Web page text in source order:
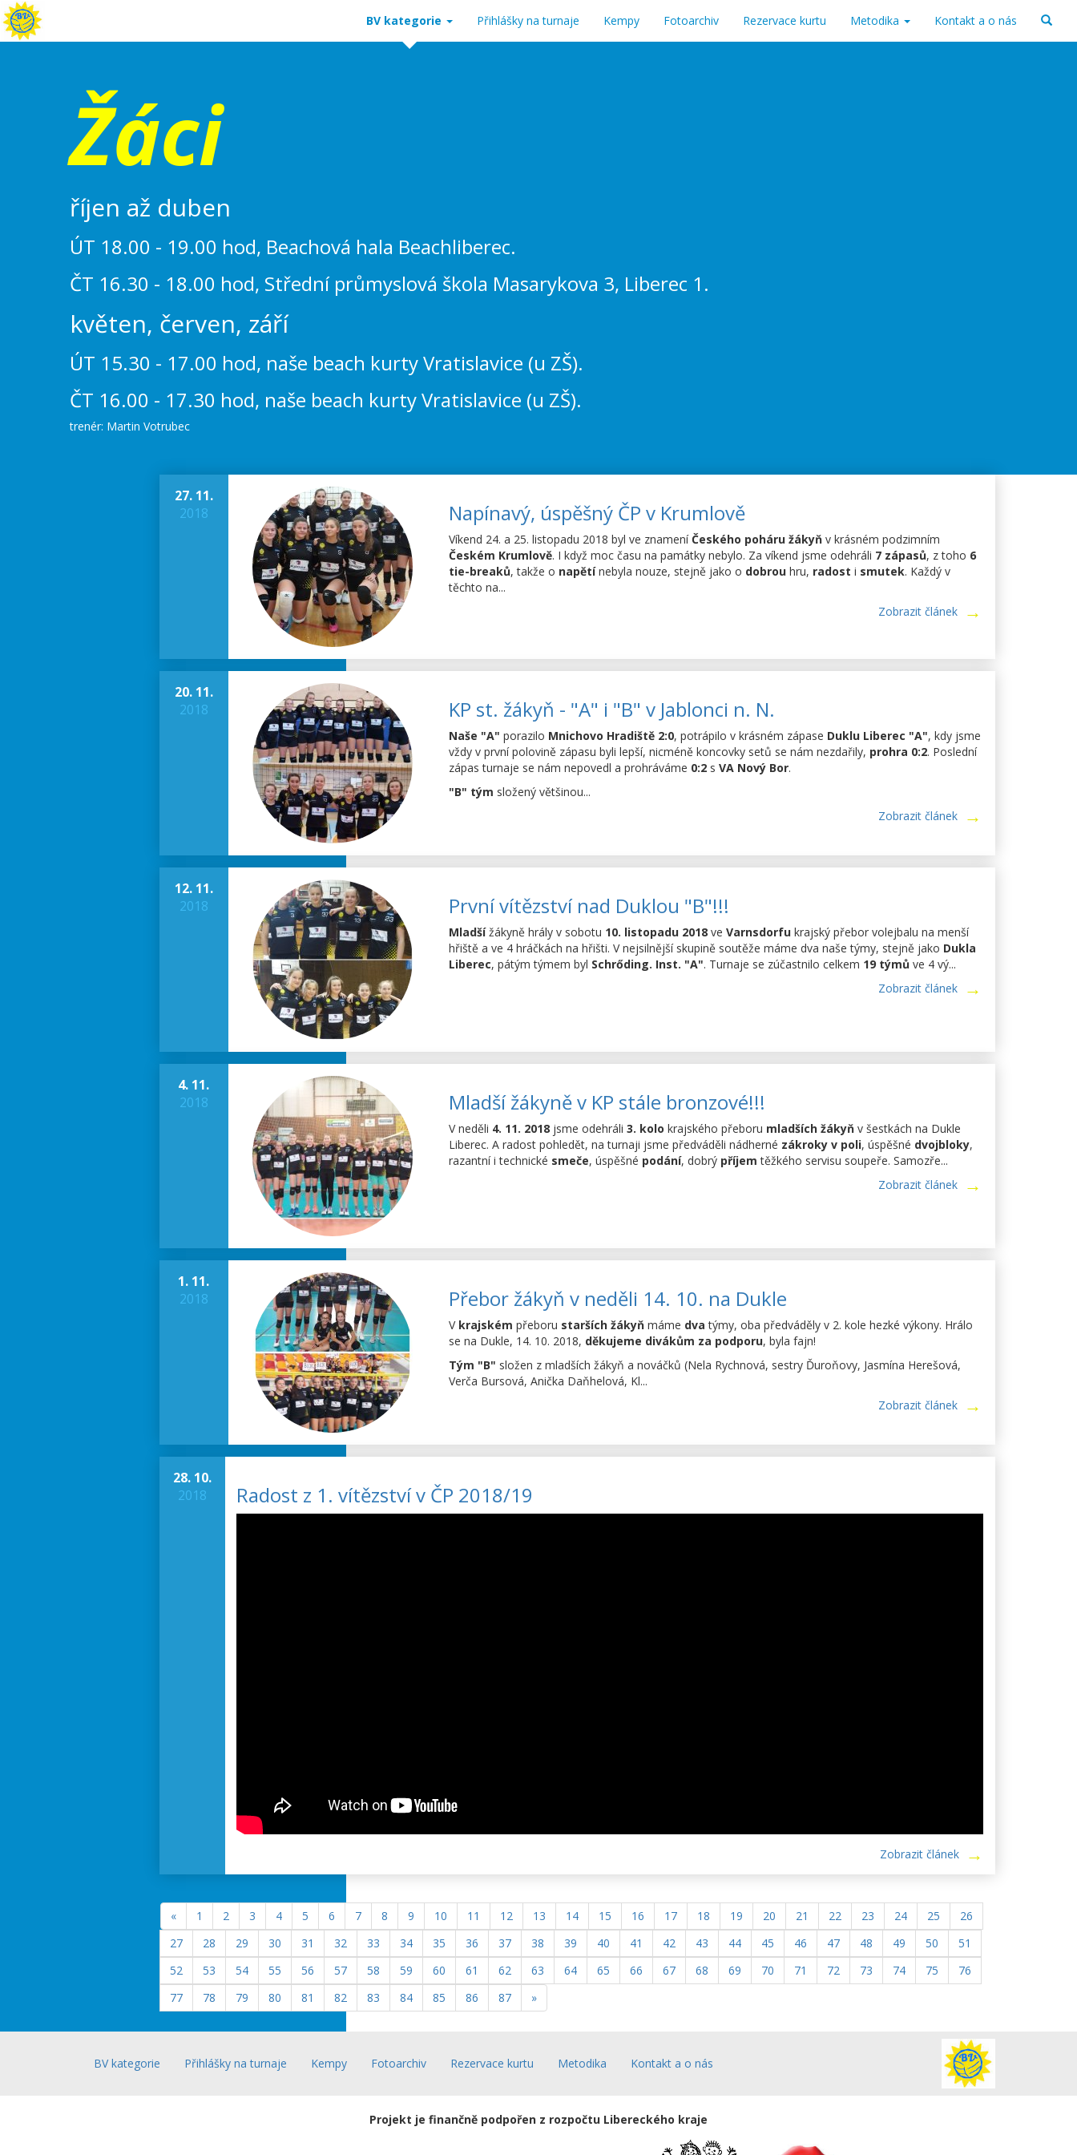
BV kategorie Přihlášky na turnaje Kempy Fotoarchiv Rezervace kurtu Metodika Kontakt a o nás
Žáci
říjen až duben
ÚT 18.00 - 19.00 hod, Beachová hala Beachliberec.
ČT 16.30 - 18.00 hod, Střední průmyslová škola Masarykova 3, Liberec 1.
květen, červen, září
ÚT 15.30 - 17.00 hod, naše beach kurty Vratislavice (u ZŠ).
ČT 16.00 - 17.30 hod, naše beach kurty Vratislavice (u ZŠ).
trenér: Martin Votrubec
27. 11.
2018
Napínavý, úspěšný ČP v Krumlově
Víkend 24. a 25. listopadu 2018 byl ve znameníČeského poháru žákyň v krásném podzimním
Českém Krumlově. I když moc času na památky nebylo. Za víkend jsme odehráli 7 zápasů, z toho 6
tie-breaků, takže o napětínebyla nouze, stejně jako o dobrou hru, radost i smutek. Každý v
těchto na...
Zobrazit článek
20. 11.
2018
KP st. žákyň - "A" i "B" v Jablonci n. N.
Naše "A" porazilo Mnichovo Hradiště 2:0, potrápilo v krásném zápase Duklu Liberec "A", kdy jsme
vždy v první polovině zápasu byli lepší, nicméně koncovky setů se nám nezdařily, prohra 0:2. Poslední
zápas turnaje se nám nepovedl a prohráváme 0:2 s VA Nový Bor.
"B" tým složený většinou...
Zobrazit článek
12. 11.
2018
První vítězství nad Duklou "B"!!!
Mladšížákyně hrály v sobotu 10. listopadu 2018 ve Varnsdorfu krajský přebor volejbalu na menší
hřiště a ve 4 hráčkách na hřišti. V nejsilnější skupině soutěže máme dva naše týmy, stejně jako Dukla
Liberec, pátým týmem byl Schrőding. Inst. "A". Turnaje se zúčastnilo celkem 19 týmů ve 4 vý...
Zobrazit článek
4. 11.
2018
Mladší žákyně v KP stále bronzové!!!
V neděli 4. 11. 2018 jsme odehráli 3. kolo krajského přeboru mladších žákyň v šestkách na Dukle
Liberec. A radost pohledět, na turnaji jsme předváděli nádherné zákroky v poli, úspěšné dvojbloky,
razantní i technické smeče, úspěšné podání, dobrý příjem těžkého servisu soupeře. Samozře...
Zobrazit článek
1. 11.
2018
Přebor žákyň v neděli 14. 10. na Dukle
V krajském přeboru starších žákyň máme dva týmy, oba předváděly v 2. kole hezké výkony. Hrálo
se na Dukle, 14. 10. 2018, děkujeme divákům za podporu, byla fajn!
Tým "B" složen z mladších žákyň a nováčků (Nela Rychnová, sestry Ďuroňovy, Jasmína Herešová,
Verča Bursová, Anička Daňhelová, Kl...
Zobrazit článek
28. 10.
2018
Radost z 1. vítězství v ČP 2018/19
Zobrazit článek
« 1 2 3 4 5 6 7 8 9 10 11 12 13 14 15 16 17 18 19 20 21 22 23 24 25
26
27
28 29 30 31 32 33 34 35 36 37 38 39 40 41 42 43 44 45 46 47 48 49 50
51
52
53 54 55 56 57 58 59 60 61 62 63 64 65 66 67 68 69 70 71 72 73 74 75
76
77
78 79 80 81 82 83 84 85 86 87 »
BV kategorie Přihlášky na turnaje Kempy Fotoarchiv Rezervace kurtu Metodika Kontakt a o nás
Projekt je finančně podpořen z rozpočtu Libereckého kraje